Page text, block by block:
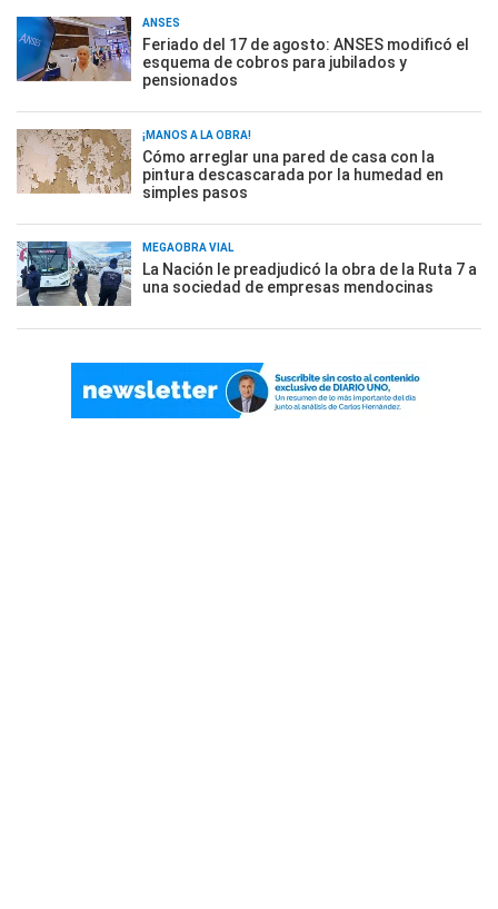
ANSES
Feriado del 17 de agosto: ANSES modificó el
esquema de cobros para jubilados y
pensionados
¡MANOS A LA OBRA!
Cómo arreglar una pared de casa con la
pintura descascarada por la humedad en
simples pasos
MEGAOBRA VIAL
La Nación le preadjudicó la obra de la Ruta 7 a
una sociedad de empresas mendocinas